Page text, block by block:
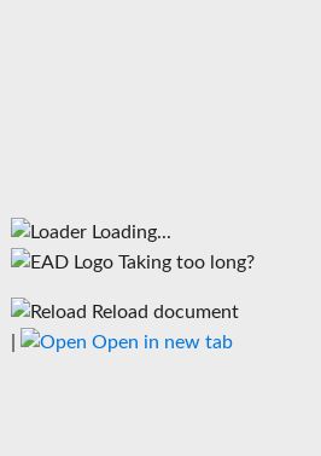
Loading...
Taking too long?
Reload document
Open in new tab